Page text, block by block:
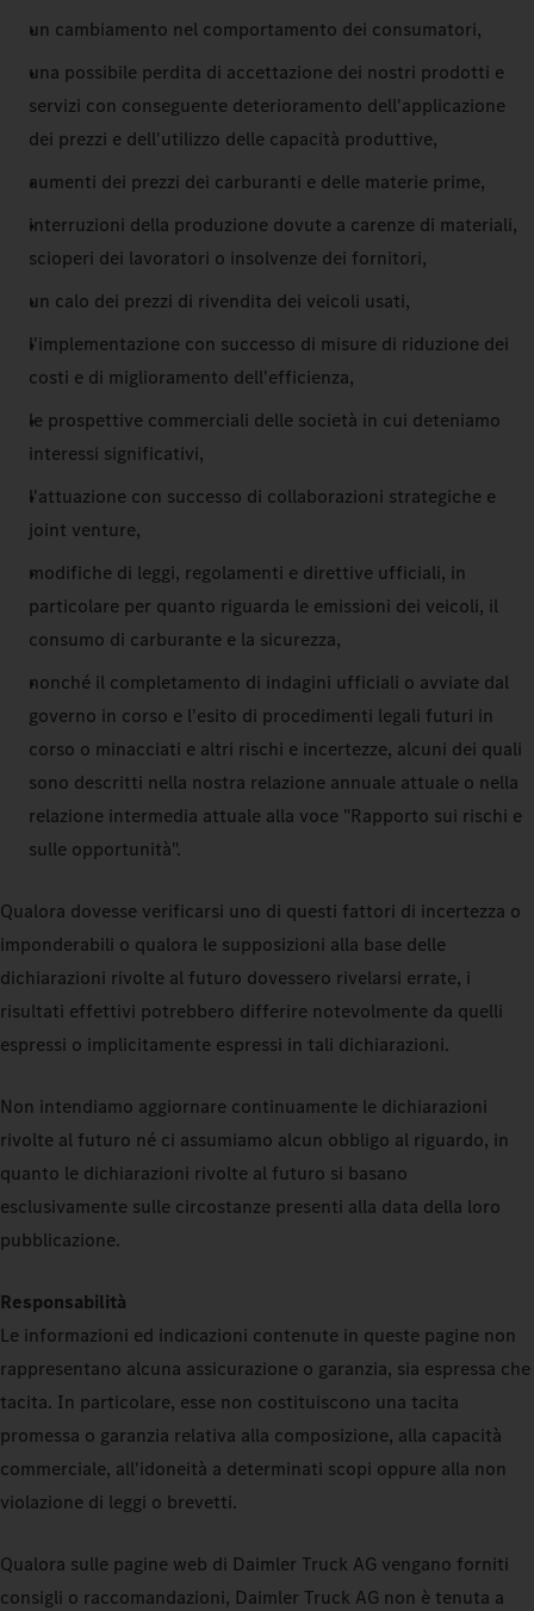
un cambiamento nel comportamento dei consumatori,
una possibile perdita di accettazione dei nostri prodotti e
servizi con conseguente deterioramento dell'applicazione
dei prezzi e dell'utilizzo delle capacità produttive,
aumenti dei prezzi dei carburanti e delle materie prime,
interruzioni della produzione dovute a carenze di materiali,
scioperi dei lavoratori o insolvenze dei fornitori,
un calo dei prezzi di rivendita dei veicoli usati,
l'implementazione con successo di misure di riduzione dei
costi e di miglioramento dell'efficienza,
le prospettive commerciali delle società in cui deteniamo
interessi significativi,
l'attuazione con successo di collaborazioni strategiche e
joint venture,
modifiche di leggi, regolamenti e direttive ufficiali, in
particolare per quanto riguarda le emissioni dei veicoli, il
consumo di carburante e la sicurezza,
nonché il completamento di indagini ufficiali o avviate dal
governo in corso e l'esito di procedimenti legali futuri in
corso o minacciati e altri rischi e incertezze, alcuni dei quali
sono descritti nella nostra relazione annuale attuale o nella
relazione intermedia attuale alla voce "Rapporto sui rischi e
sulle opportunità".
Qualora dovesse verificarsi uno di questi fattori di incertezza o
imponderabili o qualora le supposizioni alla base delle
dichiarazioni rivolte al futuro dovessero rivelarsi errate, i
risultati effettivi potrebbero differire notevolmente da quelli
espressi o implicitamente espressi in tali dichiarazioni.
Non intendiamo aggiornare continuamente le dichiarazioni
rivolte al futuro né ci assumiamo alcun obbligo al riguardo, in
quanto le dichiarazioni rivolte al futuro si basano
esclusivamente sulle circostanze presenti alla data della loro
pubblicazione.
Responsabilità
Le informazioni ed indicazioni contenute in queste pagine non
rappresentano alcuna assicurazione o garanzia, sia espressa che
tacita. In particolare, esse non costituiscono una tacita
promessa o garanzia relativa alla composizione, alla capacità
commerciale, all'idoneità a determinati scopi oppure alla non
violazione di leggi o brevetti.
Qualora sulle pagine web di Daimler Truck AG vengano forniti
consigli o raccomandazioni, Daimler Truck AG non è tenuta a